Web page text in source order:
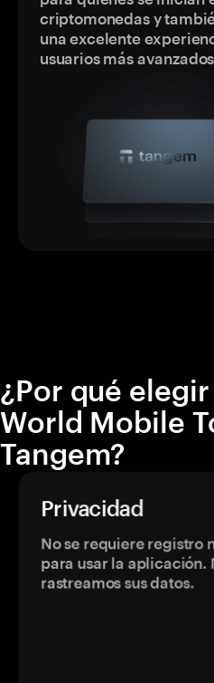
criptomonedas y
una excelente
usuarios más
¿Por qué
World Mobile
Tangem?
Privacidad
No se requiere registro
para usar la aplicación.
rastreamos sus datos.